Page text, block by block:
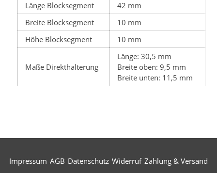
Länge Blocksegment
42 mm
Breite Blocksegment
10 mm
Höhe Blocksegment
10 mm
Maße Direkthalterung
Länge: 30,5 mm
Breite oben: 9,5 mm
Breite unten: 11,5 mm
Impressum AGB Datenschutz Widerruf Zahlung & Versand